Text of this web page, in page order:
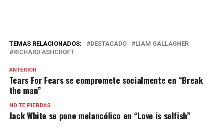
TEMAS RELACIONADOS: DESTACADO
LIAM GALLAGHER
RICHARD ASHCROFT
ANTERIOR
Tears For Fears se compromete socialmente en “Break
the man”
NO TE PIERDAS
Jack White se pone melancólico en “Love is selfish”